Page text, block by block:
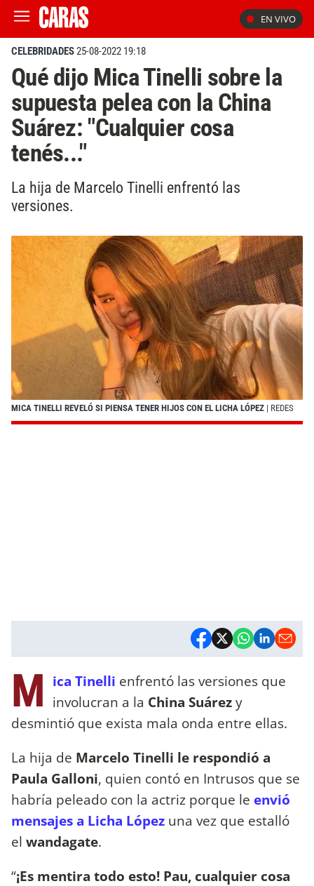
EN VIVO
CELEBRIDADES25-08-2022 19:18
Qué dijo Mica Tinelli sobre la
supuesta pelea con la China
Suárez: "Cualquier cosa
tenés..."
La hija de Marcelo Tinelli enfrentó las
versiones.
MICA TINELLI REVELÓ SI PIENSA TENER HIJOS CON EL LICHA LÓPEZ | REDES
M ica Tinelli enfrentó las versiones que
involucran a la China Suárezy
desmintió que exista mala onda entre ellas.
La hija de Marcelo Tinelli le respondió a
Paula Galloni, quien contó en Intrusos que se
habría peleado con la actriz porque le envió
mensajes a Licha López una vez que estalló
el wandagate.
“¡Es mentira todo esto! Pau, cualquier cosa